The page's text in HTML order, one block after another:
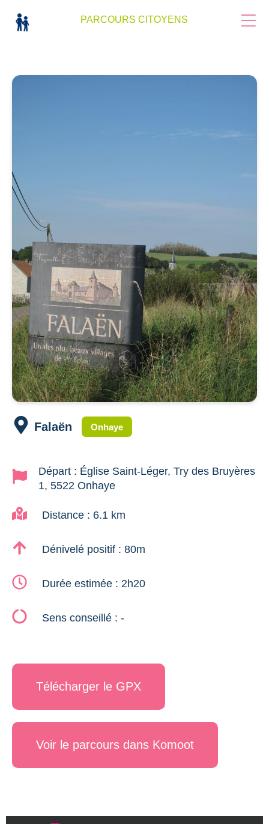
PARCOURS CITOYENS
Falaën Onhaye
Départ : Église Saint-Léger, Try des Bruyères
1, 5522 Onhaye
Distance : 6.1 km
Dénivelé positif : 80m
Durée estimée : 2h20
Sens conseillé : -
Télécharger le GPX
Voir le parcours dans Komoot